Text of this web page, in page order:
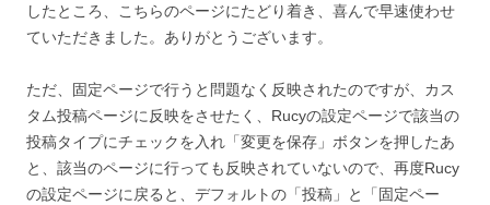
したところ、こちらのページにたどり着き、喜んで早速使わせ
ていただきました。ありがとうございます。
ただ、固定ページで行うと問題なく反映されたのですが、カス
タム投稿ページに反映をさせたく、Rucyの設定ページで該当の
投稿タイプにチェックを入れ「変更を保存」ボタンを押したあ
と、該当のページに行っても反映されていないので、再度Rucy
の設定ページに戻ると、デフォルトの「投稿」と「固定ペー